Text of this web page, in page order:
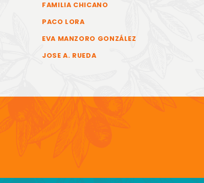
FAMILIA CHICANO
PACO LORA
EVA MANZORO GONZÁLEZ
JOSE A. RUEDA